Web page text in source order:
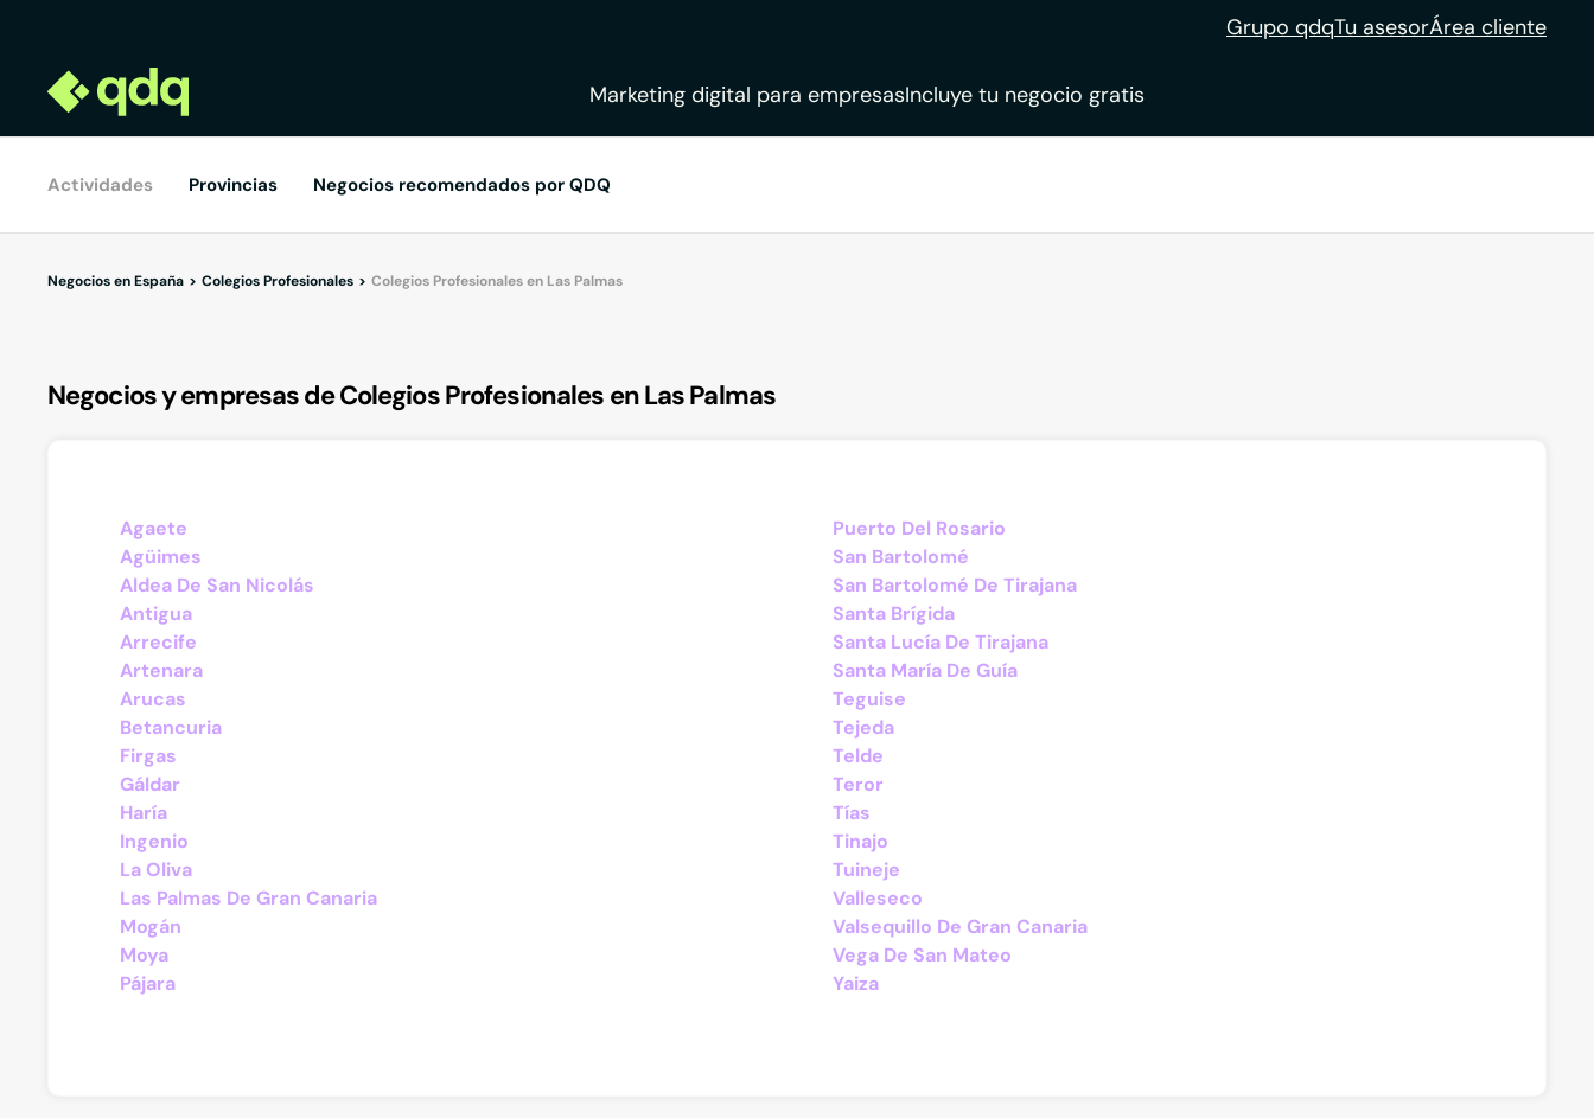
Grupo qdqTu asesorÁrea cliente
Marketing digital para empresasIncluye tu negocio gratis
Actividades Provincias Negocios recomendados por QDQ
Negocios en España Colegios Profesionales Colegios Profesionales en Las Palmas
Negocios y empresas de Colegios Profesionales en Las Palmas
Agaete
Agüimes
Aldea De San Nicolás
Antigua
Arrecife
Artenara
Arucas
Betancuria
Firgas
Gáldar
Haría
Ingenio
La Oliva
Las Palmas De Gran Canaria
Mogán
Moya
Pájara
Puerto Del Rosario
San Bartolomé
San Bartolomé De Tirajana
Santa Brígida
Santa Lucía De Tirajana
Santa María De Guía
Teguise
Tejeda
Telde
Teror
Tías
Tinajo
Tuineje
Valleseco
Valsequillo De Gran Canaria
Vega De San Mateo
Yaiza